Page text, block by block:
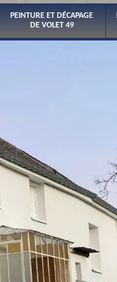
PEINTURE ET DÉCAPAGE
DE VOLET 49